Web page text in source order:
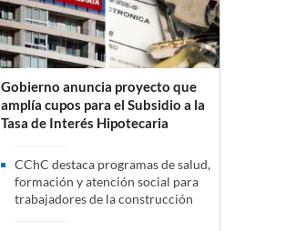
Gobierno anuncia proyecto que
amplía cupos para el Subsidio a la
Tasa de Interés Hipotecaria
CChC destaca programas de salud,
formación y atención social para
trabajadores de la construcción